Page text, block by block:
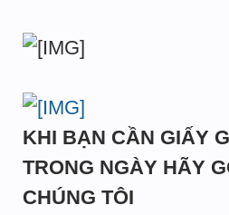
KHI BẠN CẦN GIẤY
TRONG NGÀY HÃY
CHÚNG TÔI